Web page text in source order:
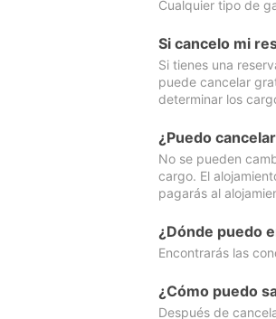
Cualquier tipo de
Si cancelo mi
Si tienes una
puede cancelar
determinar los
¿Puedo
No se pueden
cargo. El
pagarás al
¿Dónde puedo
Encontrarás las
¿Cómo puedo
Después de